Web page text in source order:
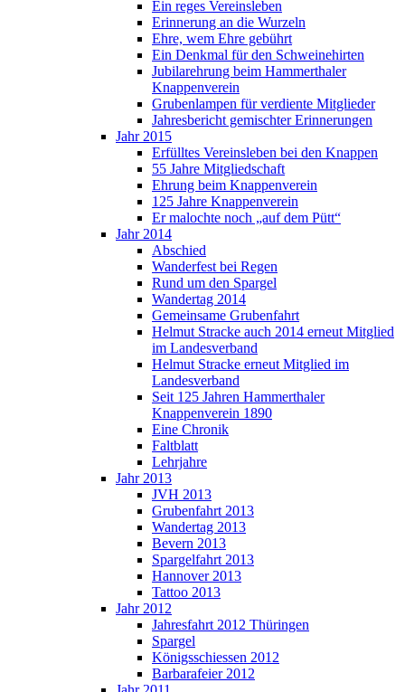
Ein reges Vereinsleben
Erinnerung an die Wurzeln
Ehre, wem Ehre gebührt
Ein Denkmal für den Schweinehirten
Jubilarehrung beim Hammerthaler
Knappenverein
Grubenlampen für verdiente Mitglieder
Jahresbericht gemischter Erinnerungen
Jahr 2015
Erfülltes Vereinsleben bei den Knappen
55 Jahre Mitgliedschaft
Ehrung beim Knappenverein
125 Jahre Knappenverein
Er malochte noch „auf dem Pütt“
Jahr 2014
Abschied
Wanderfest bei Regen
Rund um den Spargel
Wandertag 2014
Gemeinsame Grubenfahrt
Helmut Stracke auch 2014 erneut Mitglied
im Landesverband
Helmut Stracke erneut Mitglied im
Landesverband
Seit 125 Jahren Hammerthaler
Knappenverein 1890
Eine Chronik
Faltblatt
Lehrjahre
Jahr 2013
JVH 2013
Grubenfahrt 2013
Wandertag 2013
Bevern 2013
Spargelfahrt 2013
Hannover 2013
Tattoo 2013
Jahr 2012
Jahresfahrt 2012 Thüringen
Spargel
Königsschiessen 2012
Barbarafeier 2012